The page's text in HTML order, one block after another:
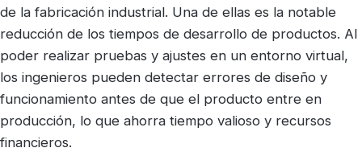
de la fabricación industrial. Una de ellas es la notable
reducción de los tiempos de desarrollo de productos. Al
poder realizar pruebas y ajustes en un entorno virtual,
los ingenieros pueden detectar errores de diseño y
funcionamiento antes de que el producto entre en
producción, lo que ahorra tiempo valioso y recursos
financieros.